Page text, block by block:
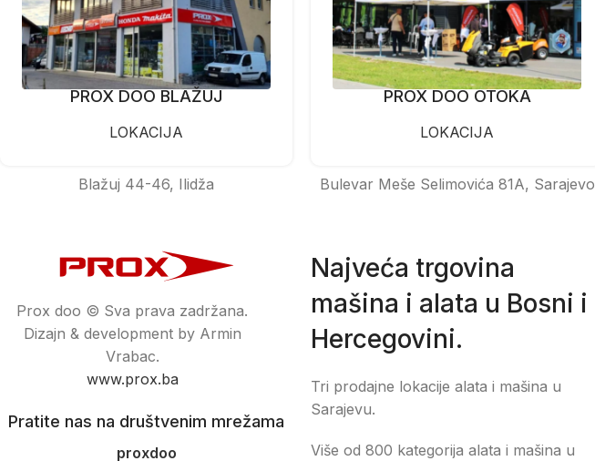
PROX DOO BLAŽUJ
LOKACIJA
Blažuj 44-46, Ilidža
PROX DOO OTOKA
LOKACIJA
Bulevar Meše Selimovića 81A, Sarajevo
Prox doo © Sva prava zadržana.
Dizajn & development by Armin
Vrabac.
www.prox.ba
Pratite nas na društvenim mrežama
proxdoo
Najveća trgovina
mašina i alata u Bosni i
Hercegovini.
Tri prodajne lokacije alata i mašina u
Sarajevu.
Više od 800 kategorija alata i mašina u